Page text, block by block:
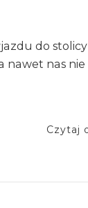
do stolicy
nawet nas nie
Czytaj